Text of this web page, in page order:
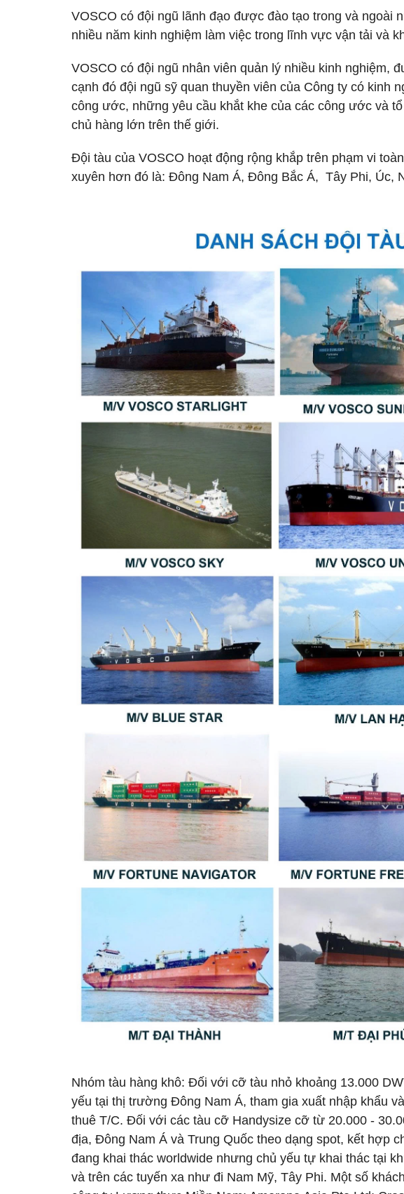
VOSCO có đội ngũ lãnh đạo được đào tạo trong và ngoài
nhiều năm kinh nghiệm làm việc trong lĩnh vực vận tải và
VOSCO có đội ngũ nhân viên quản lý nhiều kinh nghiệm,
cạnh đó đội ngũ sỹ quan thuyền viên của Công ty có kinh
công ước, những yêu cầu khắt khe của các công ước và
chủ hàng lớn trên thế giới.
Đội tàu của VOSCO hoạt động rộng khắp trên phạm vi
xuyên hơn đó là: Đông Nam Á, Đông Bắc Á, Tây Phi, Úc,
Nhóm tàu hàng khô: Đối với cỡ tàu nhỏ khoảng 13.000
yếu tại thị trường Đông Nam Á, tham gia xuất nhập khẩu
thuê T/C. Đối với các tàu cỡ Handysize cỡ từ 20.000 -
địa, Đông Nam Á và Trung Quốc theo dạng spot, kết hợp
đang khai thác worldwide nhưng chủ yếu tự khai thác tại
và trên các tuyến xa như đi Nam Mỹ, Tây Phi. Một số